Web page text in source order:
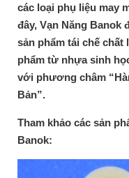
các loại phụ liệu may
đây, Vạn Năng Banok
sản phẩm tái chế
phẩm từ nhựa sinh
với phương châm
Bản”.
Tham khảo các sản
Banok: